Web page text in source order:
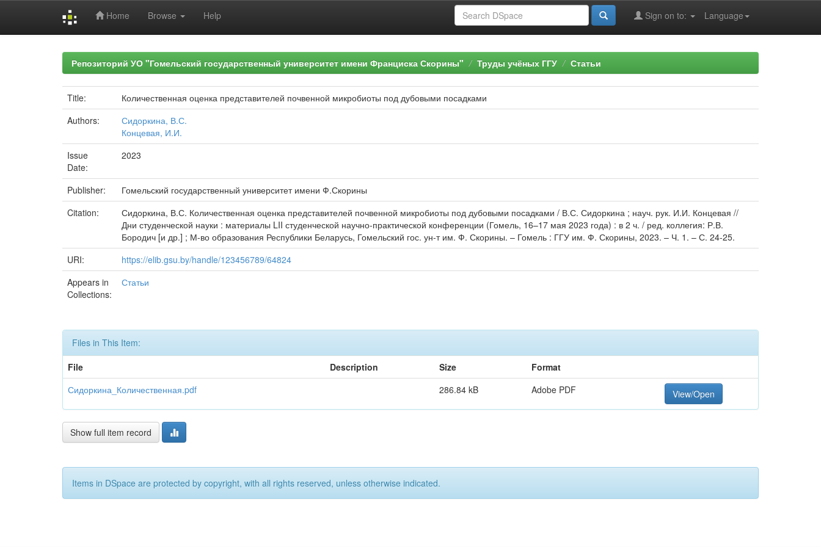
Home Browse Help Language
Sign on to:
Репозиторий УО "Гомельский государственный университет имени Франциска Скорины" Труды учёных ГГУ Статьи
Title:
Количественная оценка представителей почвенной микробиоты под дубовыми посадками
Authors:
Сидоркина, В.С.
Концевая, И.И.
Issue
Date:
2023
Publisher:
Гомельский государственный университет имени Ф.Скорины
Citation:
Сидоркина, В.С. Количественная оценка представителей почвенной микробиоты под дубовыми посадками / В.С. Сидоркина ; науч. рук. И.И. Концевая //
Дни студенческой науки : материалы LII студенческой научно-практической конференции (Гомель, 16–17 мая 2023 года) : в 2 ч. / ред. коллегия: Р.В.
Бородич [и др.] ; М-во образования Республики Беларусь, Гомельский гос. ун-т им. Ф. Скорины. – Гомель : ГГУ им. Ф. Скорины, 2023. – Ч. 1. – С. 24-25.
URI:
https://elib.gsu.by/handle/123456789/64824
Appears in
Collections:
Статьи
Files in This Item:
File
Description Size
Format
Сидоркина_Количественная.pdf
286.84 kB Adobe PDF View/Open
Show full item record
Items in DSpace are protected by copyright, with all rights reserved, unless otherwise indicated.